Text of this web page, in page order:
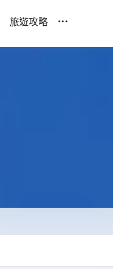
旅遊攻略 ...